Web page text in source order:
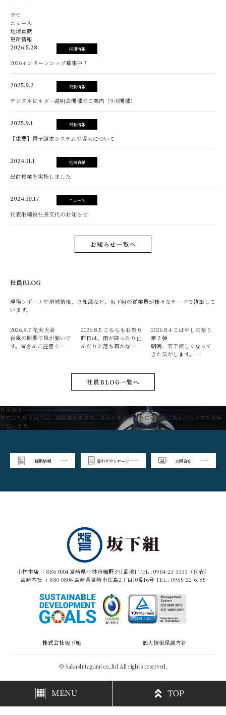
全て
ニュース
地域貢献
更新情報
2026.5.28
採用情報
2026インターンシップ募集中！
2025.9.2 更新情報
デジタルビルダー説明会開催のご案内（9/8開催）
2025.9.1 更新情報
【重要】電子請求システムの導入について
2024.11.1 地域貢献
出前授業を実施しました
2024.10.17 ニュース
代表取締役社長交代のお知らせ
お知らせ一覧へ
社員BLOG
現場レポートや地域情報、豆知識など、坂下組の従業員が様々なテーマで執筆して
います。
2026.8.7 花火大会
台風の影響で風が強いで
す。皆さんご注意く…
2026.8.5 こちらもお祭り
昨日は、雨が降ったり止
んだりと落ち着かな…
2026.8.4 こばやしの祭り
第２弾
朝晩、若干涼しくなって
きた気がします。 …
社員BLOG一覧へ
採用情報
株式会社坂下組では、建設業を志す方、九州のまちづくりに積極的に携わりたい方を募集
しています。
採用情報 資料ダウンロード お問合せ
小林本店 〒886-0004 宮崎県小林市細野391番地1 TEL : 0984-23-3333（代表）
宮崎本社 〒880-0806 宮崎県宮崎市広島2丁目10番16号 TEL : 0985-22-6185
株式会社坂下組 個人情報保護方針
© Sakashitagumi co,.ltd All rights reserved.